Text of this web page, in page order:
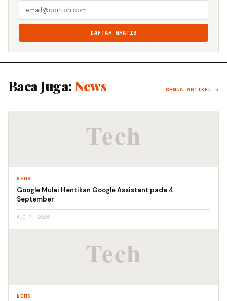
DAFTAR GRATIS
Baca Juga: News SEMUA ARTIKEL →
NEWS
Google Mulai Hentikan Google Assistant pada 4
September
AUG 7, 2026
NEWS